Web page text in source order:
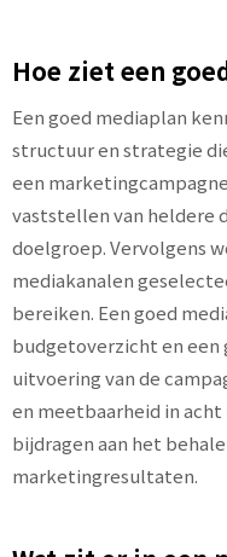
Hoe ziet een
Een goed mediaplan
structuur en strategie
een
vaststellen van heldere
doelgroep. Vervolgens
mediakanalen
bereiken. Een goed
budgetoverzicht en
uitvoering van de
en meetbaarheid in
bijdragen aan het
marketingresultaten.